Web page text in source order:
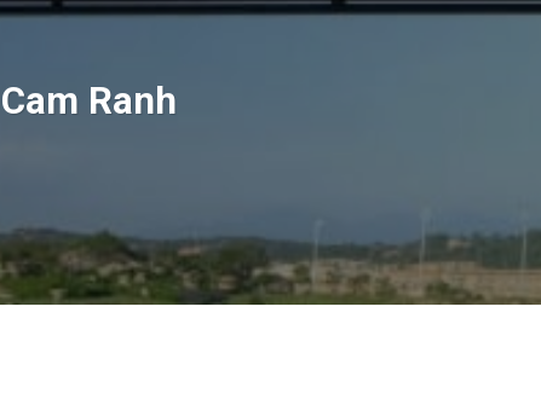
Ranh